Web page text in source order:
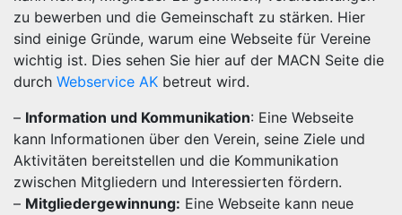
zu bewerben und die Gemeinschaft zu stärken. Hier
sind einige Gründe, warum eine Webseite für Vereine
wichtig ist. Dies sehen Sie hier auf der MACN Seite die
durch Webservice AK betreut wird.
– Information und Kommunikation: Eine Webseite
kann Informationen über den Verein, seine Ziele und
Aktivitäten bereitstellen und die Kommunikation
zwischen Mitgliedern und Interessierten fördern.
– Mitgliedergewinnung: Eine Webseite kann neue